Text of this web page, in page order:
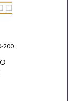
200